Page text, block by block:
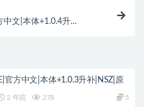
中文|本体+1.0.4升
官方中文|本体+1.0.3升补|NSZ|原
2 年前 278 5